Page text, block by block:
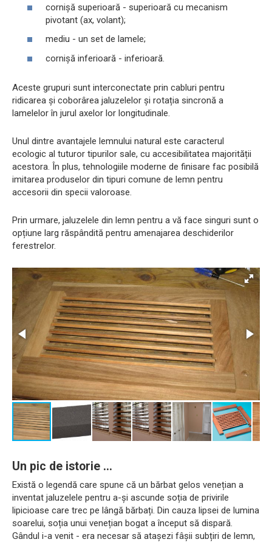
cornișă superioară - superioară cu mecanism
pivotant (ax, volant);
mediu - un set de lamele;
cornișă inferioară - inferioară.
Aceste grupuri sunt interconectate prin cabluri pentru
ridicarea și coborârea jaluzelelor și rotația sincronă a
lamelelor în jurul axelor lor longitudinale.
Unul dintre avantajele lemnului natural este caracterul
ecologic al tuturor tipurilor sale, cu accesibilitatea majorității
acestora. În plus, tehnologiile moderne de finisare fac posibilă
imitarea produselor din tipuri comune de lemn pentru
accesorii din specii valoroase.
Prin urmare, jaluzelele din lemn pentru a vă face singuri sunt o
opțiune larg răspândită pentru amenajarea deschiderilor
ferestrelor.
Un pic de istorie ...
Există o legendă care spune că un bărbat gelos venețian a
inventat jaluzelele pentru a-și ascunde soția de privirile
lipicioase care trec pe lângă bărbați. Din cauza lipsei de lumina
soarelui, soția unui venețian bogat a început să dispară.
Gândul i-a venit - era necesar să atașezi fâșii subțiri de lemn,